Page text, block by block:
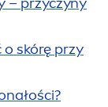
o skórę przy